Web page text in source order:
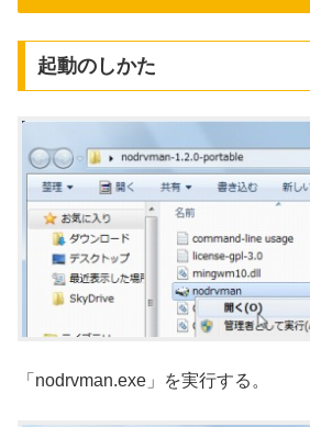
起動のしかた
「nodrvman.exe」を実行する。